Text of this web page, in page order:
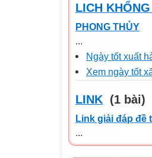
LICH
PHONG THỦY
...
Ngày tốt xuất
Xem ngày tốt
LINK (1 bài)
Link giải đáp đề